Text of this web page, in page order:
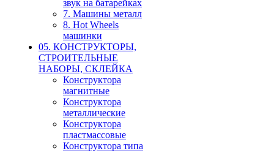
звук на батарейках
7. Машины металл
8. Hot Wheels
машинки
05. КОНСТРУКТОРЫ,
СТРОИТЕЛЬНЫЕ
НАБОРЫ, СКЛЕЙКА
Конструктора
магнитные
Конструктора
металлические
Конструктора
пластмассовые
Конструктора типа